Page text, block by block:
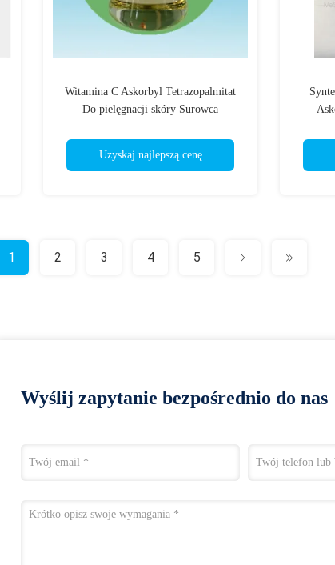
Witamina C Askorbyl Tetrazopalmitat
Do pielęgnacji skóry Surowca
Uzyskaj najlepszą cenę
1 2 3 4 5
Wyślij zapytanie bezpośrednio do nas